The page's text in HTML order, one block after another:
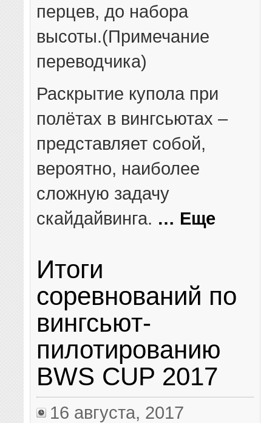
перцев, до набора
высоты.(Примечание
переводчика)
Раскрытие купола при
полётах в вингсьютах –
представляет собой,
вероятно, наиболее
сложную задачу
скайдайвинга. … Еще
Итоги
соревнований по
вингсьют-
пилотированию
BWS CUP 2017
16 августа, 2017